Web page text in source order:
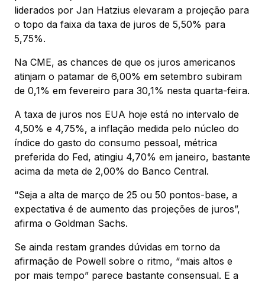
liderados por Jan Hatzius elevaram a projeção para
o topo da faixa da taxa de juros de 5,50% para
5,75%.
Na CME, as chances de que os juros americanos
atinjam o patamar de 6,00% em setembro subiram
de 0,1% em fevereiro para 30,1% nesta quarta-feira.
A taxa de juros nos EUA hoje está no intervalo de
4,50% e 4,75%, a inflação medida pelo núcleo do
índice do gasto do consumo pessoal, métrica
preferida do Fed, atingiu 4,70% em janeiro, bastante
acima da meta de 2,00% do Banco Central.
“Seja a alta de março de 25 ou 50 pontos-base, a
expectativa é de aumento das projeções de juros”,
afirma o Goldman Sachs.
Se ainda restam grandes dúvidas em torno da
afirmação de Powell sobre o ritmo, “mais altos e
por mais tempo” parece bastante consensual. E a